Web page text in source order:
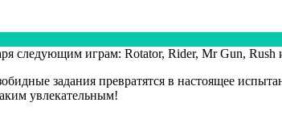
следующим играм: Rotator, Rider, Mr Gun, Rush
задания превратятся в настоящее
увлекательным!